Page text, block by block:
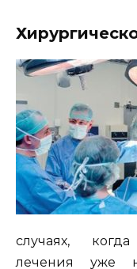
случаях,
лечения уже